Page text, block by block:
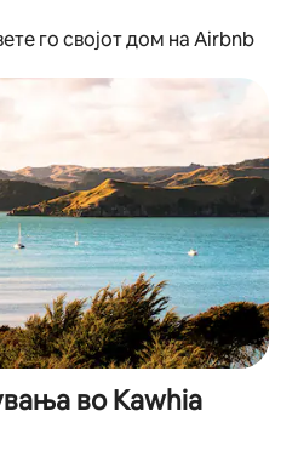
го својот дом на Airbnb
во Kawhia